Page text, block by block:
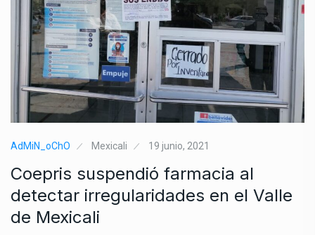
AdMiN_oChO Mexicali 19 junio, 2021
Coepris suspendió farmacia al
detectar irregularidades en el Valle
de Mexicali